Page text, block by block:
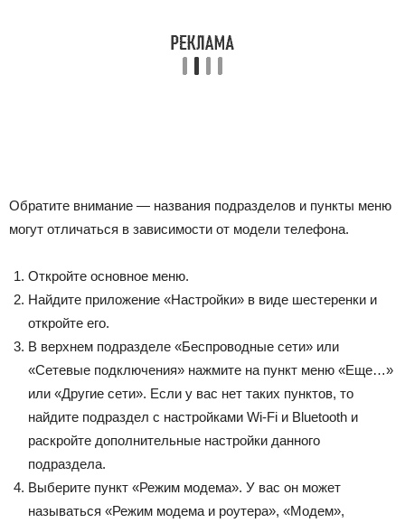
Обратите внимание — названия подразделов и пункты меню
могут отличаться в зависимости от модели телефона.
Откройте основное меню.
Найдите приложение «Настройки» в виде шестеренки и
откройте его.
В верхнем подразделе «Беспроводные сети» или
«Сетевые подключения» нажмите на пункт меню «Еще…»
или «Другие сети». Если у вас нет таких пунктов, то
найдите подраздел с настройками Wi-Fi и Bluetooth и
раскройте дополнительные настройки данного
подраздела.
Выберите пункт «Режим модема». У вас он может
называться «Режим модема и роутера», «Модем»,